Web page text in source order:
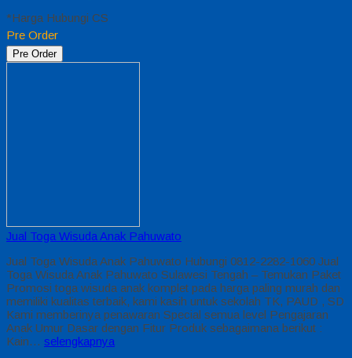
*Harga Hubungi CS
Pre Order
Pre Order
Jual Toga Wisuda Anak Pahuwato
Jual Toga Wisuda Anak Pahuwato Hubungi 0812-2282-1060 Jual
Toga Wisuda Anak Pahuwato Sulawesi Tengah – Temukan Paket
Promosi toga wisuda anak komplet pada harga paling murah dan
memiliki kualitas terbaik, kami kasih untuk sekolah TK, PAUD , SD
Kami memberinya penawaran Special semua level Pengajaran
Anak Umur Dasar dengan Fitur Produk sebagaimana berikut :
Kain… selengkapnya